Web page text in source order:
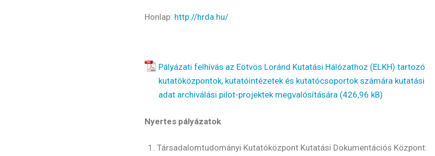
Honlap: http://hrda.hu/
Pályázati felhívás az Eötvös Loránd Kutatási Hálózathoz (ELKH) tartozó
kutatóközpontok, kutatóintézetek és kutatócsoportok számára kutatási
adat archiválási pilot-projektek megvalósítására
Nyertes pályázatok
Társadalomtudományi Kutatóközpont Kutatási Dokumentációs Központ: